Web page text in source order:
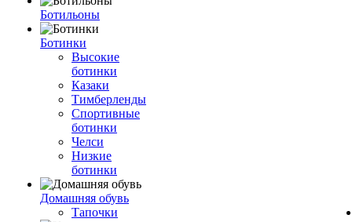
Ботильоны
Ботинки
Высокие
ботинки
Казаки
Тимберленды
Спортивные
ботинки
Челси
Низкие
ботинки
Домашняя обувь
Тапочки